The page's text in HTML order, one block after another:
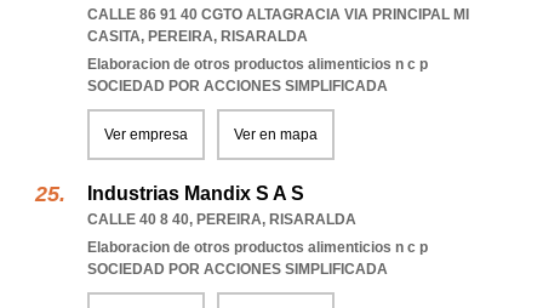
CALLE 86 91 40 CGTO ALTAGRACIA VIA PRINCIPAL MI
CASITA, PEREIRA, RISARALDA
Elaboracion de otros productos alimenticios n c p
SOCIEDAD POR ACCIONES SIMPLIFICADA
Ver empresa Ver en mapa
Industrias Mandix S A S
CALLE 40 8 40, PEREIRA, RISARALDA
Elaboracion de otros productos alimenticios n c p
SOCIEDAD POR ACCIONES SIMPLIFICADA